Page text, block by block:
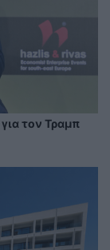
τον Τραμπ